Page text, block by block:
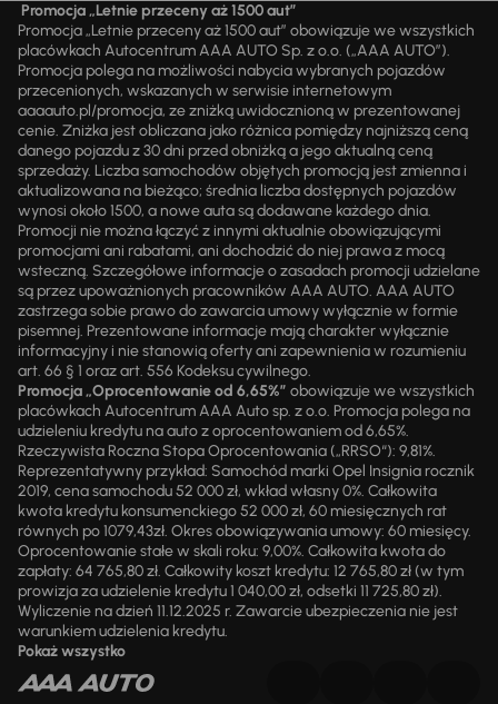
Promocja „Letnie przeceny aż 1500 aut”
Promocja „Letnie przeceny aż 1500 aut” obowiązuje we wszystkich
placówkach Autocentrum AAA AUTO Sp. z o.o. („AAA AUTO”).
Promocja polega na możliwości nabycia wybranych pojazdów
przecenionych, wskazanych w serwisie internetowym
aaaauto.pl/promocja, ze zniżką uwidocznioną w prezentowanej
cenie. Zniżka jest obliczana jako różnica pomiędzy najniższą ceną
danego pojazdu z 30 dni przed obniżką a jego aktualną ceną
sprzedaży. Liczba samochodów objętych promocją jest zmienna i
aktualizowana na bieżąco; średnia liczba dostępnych pojazdów
wynosi około 1500, a nowe auta są dodawane każdego dnia.
Promocji nie można łączyć z innymi aktualnie obowiązującymi
promocjami ani rabatami, ani dochodzić do niej prawa z mocą
wsteczną. Szczegółowe informacje o zasadach promocji udzielane
są przez upoważnionych pracowników AAA AUTO. AAA AUTO
zastrzega sobie prawo do zawarcia umowy wyłącznie w formie
pisemnej. Prezentowane informacje mają charakter wyłącznie
informacyjny i nie stanowią oferty ani zapewnienia w rozumieniu
art. 66 § 1 oraz art. 556 Kodeksu cywilnego.
Promocja „Oprocentowanie od 6,65%” obowiązuje we wszystkich
placówkach Autocentrum AAA Auto sp. z o.o. Promocja polega na
udzieleniu kredytu na auto z oprocentowaniem od 6,65%.
Rzeczywista Roczna Stopa Oprocentowania („RRSO“): 9,81%.
Reprezentatywny przykład: Samochód marki Opel Insignia rocznik
2019, cena samochodu 52 000 zł, wkład własny 0%. Całkowita
kwota kredytu konsumenckiego 52 000 zł, 60 miesięcznych rat
równych po 1079,43zł. Okres obowiązywania umowy: 60 miesięcy.
Oprocentowanie stałe w skali roku: 9,00%. Całkowita kwota do
zapłaty: 64 765,80 zł. Całkowity koszt kredytu: 12 765,80 zł (w tym
prowizja za udzielenie kredytu 1 040,00 zł, odsetki 11 725,80 zł).
Wyliczenie na dzień 11.12.2025 r. Zawarcie ubezpieczenia nie jest
warunkiem udzielenia kredytu.
Pokaż wszystko